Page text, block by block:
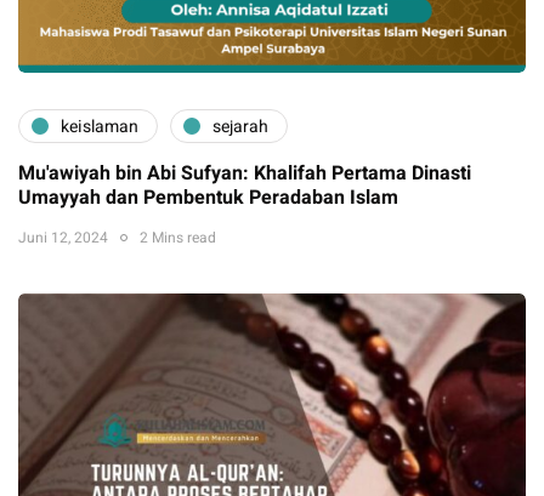
keislaman sejarah
Mu'awiyah bin Abi Sufyan: Khalifah Pertama Dinasti
Umayyah dan Pembentuk Peradaban Islam
Juni 12, 2024 2 Mins read